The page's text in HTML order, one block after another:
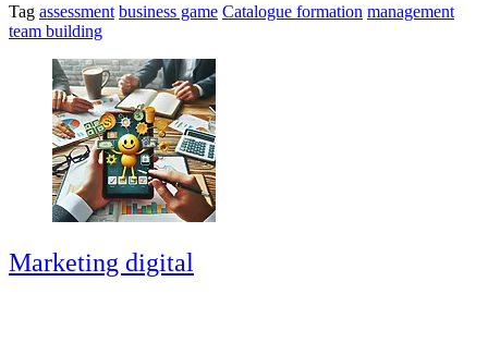
Tag assessment business game Catalogue formation management
team building
Marketing digital